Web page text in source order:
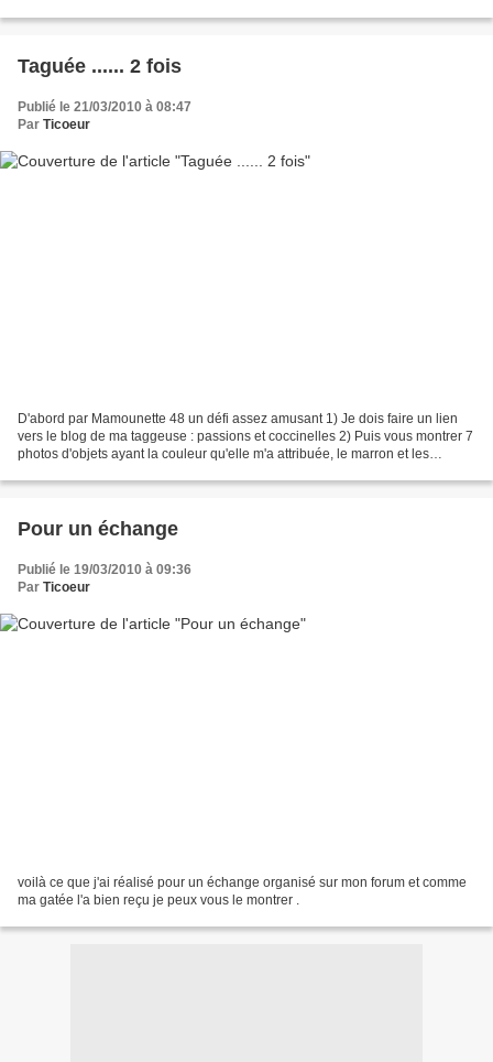
Taguée ...... 2 fois
Publié le 21/03/2010 à 08:47
Par Ticoeur
D'abord par Mamounette 48 un défi assez amusant 1) Je dois faire un lien
vers le blog de ma taggeuse : passions et coccinelles 2) Puis vous montrer 7
photos d'objets ayant la couleur qu'elle m'a attribuée, le marron et les
Pour un échange
Publié le 19/03/2010 à 09:36
Par Ticoeur
voilà ce que j'ai réalisé pour un échange organisé sur mon forum et comme
ma gatée l'a bien reçu je peux vous le montrer .